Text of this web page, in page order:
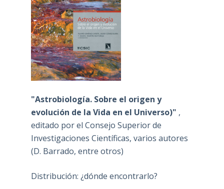
"Astrobiología. Sobre el origen y
evolución de la Vida en el Universo)" ,
editado por el Consejo Superior de
Investigaciones Científicas, varios autores
(D. Barrado, entre otros)
Distribución: ¿dónde encontrarlo?